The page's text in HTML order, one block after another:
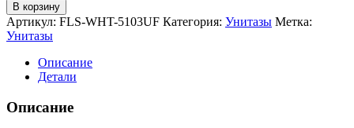
В корзину
Артикул: FLS-WHT-5103UF Категория: Унитазы Метка:
Унитазы
Описание
Детали
Описание